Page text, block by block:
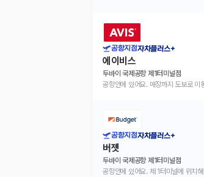
공항지점자차플러스+
에이비스
두바이 국제공항 제1터미널점
공항안에 있어요. 매장까지 도보로 이
공항지점자차플러스+
버젯
두바이 국제공항 제1터미널점
공항안에 있어요. 제 1터미널에 위치